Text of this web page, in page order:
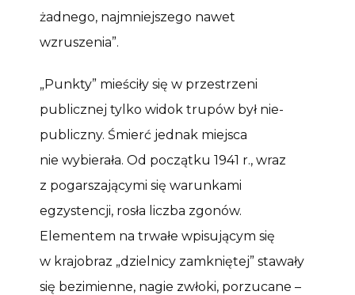
żadnego, najmniejszego nawet
wzruszenia”.
„Punkty” mieściły się w przestrzeni
publicznej tylko widok trupów był nie-
publiczny. Śmierć jednak miejsca
nie wybierała. Od początku 1941 r., wraz
z pogarszającymi się warunkami
egzystencji, rosła liczba zgonów.
Elementem na trwałe wpisującym się
w krajobraz „dzielnicy zamkniętej” stawały
się bezimienne, nagie zwłoki, porzucane –